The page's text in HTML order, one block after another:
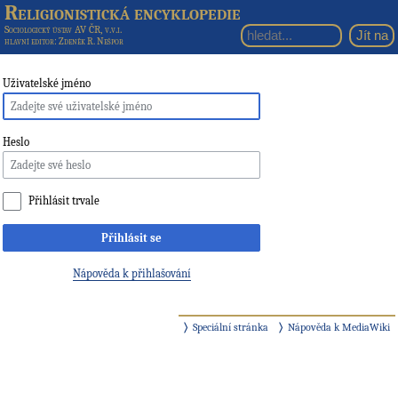
Religionistická encyklopedie
Sociologický ústav AV ČR, v.v.i.
hlavní editor: Zdeněk R. Nešpor
Uživatelské jméno
Heslo
Přihlásit trvale
Přihlásit se
Nápověda k přihlašování
Speciální stránka Nápověda k MediaWiki